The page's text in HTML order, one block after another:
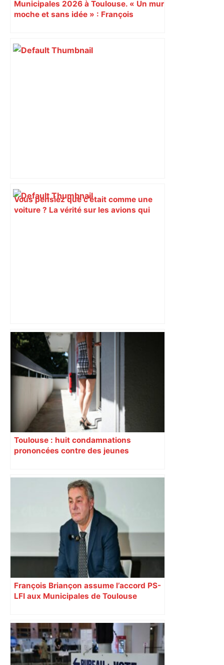
Municipales 2026 à Toulouse. « Un mur
moche et sans idée » : François
Augustins
Vous pensiez que c’était comme une
voiture ? La vérité sur les avions qui
« Rien d'inquiétant » pour Guillaume
Restes, le gardien de Toulouse, après
sa sortie à Metz – L'Équipe
Toulouse : huit condamnations
prononcées contre des jeunes
François Briançon assume l’accord PS-
LFI aux Municipales de Toulouse